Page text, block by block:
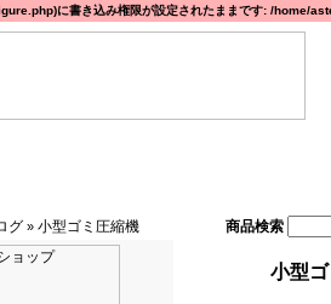
に書き込み権限が設定されたままです: /
グ » 小型ゴミ圧縮機 商品検索
小型